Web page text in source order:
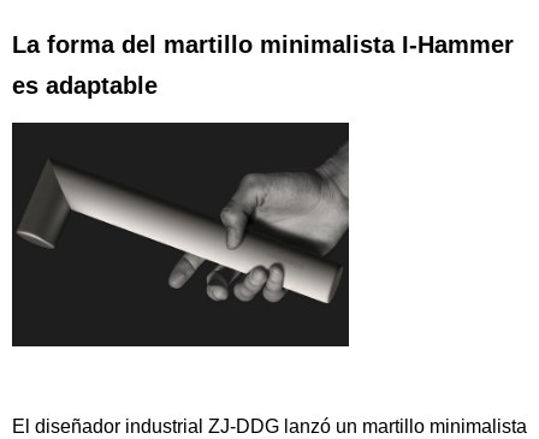
La forma del martillo minimalista I-Hammer
es adaptable
El diseñador industrial ZJ-DDG lanzó un martillo minimalista